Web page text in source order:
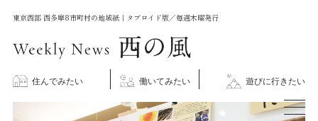
東京西部 西多摩8市町村の地域紙｜タブロイド版／毎週木曜発行
住んでみたい 働いてみたい 遊びに行きたい